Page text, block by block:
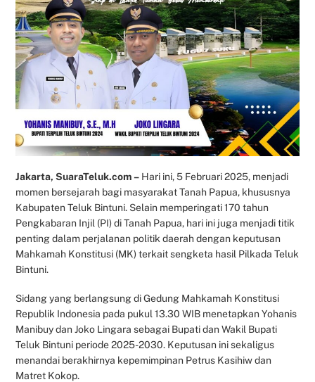
Jakarta, SuaraTeluk.com – Hari ini, 5 Februari 2025, menjadi
momen bersejarah bagi masyarakat Tanah Papua, khususnya
Kabupaten Teluk Bintuni. Selain memperingati 170 tahun
Pengkabaran Injil (PI) di Tanah Papua, hari ini juga menjadi titik
penting dalam perjalanan politik daerah dengan keputusan
Mahkamah Konstitusi (MK) terkait sengketa hasil Pilkada Teluk
Bintuni.
Sidang yang berlangsung di Gedung Mahkamah Konstitusi
Republik Indonesia pada pukul 13.30 WIB menetapkan Yohanis
Manibuy dan Joko Lingara sebagai Bupati dan Wakil Bupati
Teluk Bintuni periode 2025-2030. Keputusan ini sekaligus
menandai berakhirnya kepemimpinan Petrus Kasihiw dan
Matret Kokop.